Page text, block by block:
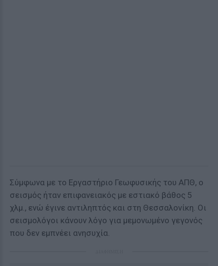
Σύμφωνα με το Εργαστήριο Γεωφυσικής του ΑΠΘ, ο
σεισμός ήταν επιφανειακός με εστιακό βάθος 5
χλμ., ενώ έγινε αντιληπτός και στη Θεσσαλονίκη. Οι
σεισμολόγοι κάνουν λόγο για μεμονωμένο γεγονός
που δεν εμπνέει ανησυχία.